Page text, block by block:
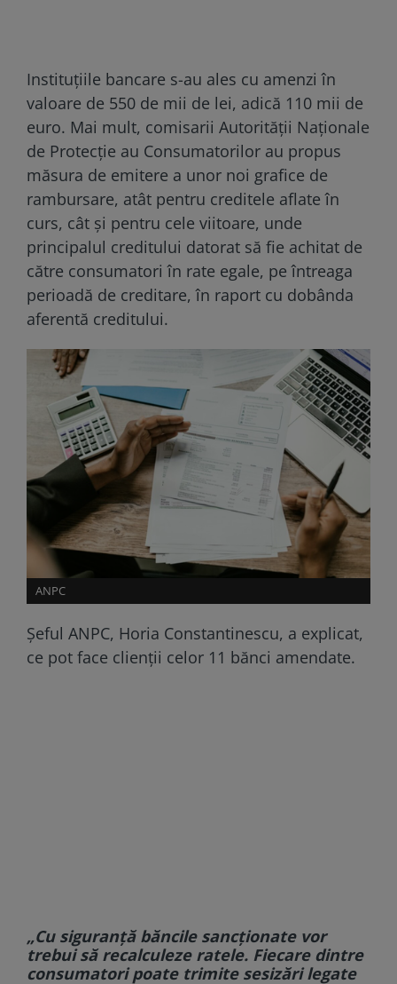
Instituțiile bancare s-au ales cu amenzi în
valoare de 550 de mii de lei, adică 110 mii de
euro. Mai mult, comisarii Autorităţii Naţionale
de Protecţie au Consumatorilor au propus
măsura de emitere a unor noi grafice de
rambursare, atât pentru creditele aflate în
curs, cât și pentru cele viitoare, unde
principalul creditului datorat să fie achitat de
către consumatori în rate egale, pe întreaga
perioadă de creditare, în raport cu dobânda
aferentă creditului.
ANPC
Șeful ANPC, Horia Constantinescu, a explicat,
ce pot face clienții celor 11 bănci amendate.
„Cu siguranță băncile sancționate vor
trebui să recalculeze ratele. Fiecare dintre
consumatori poate trimite sesizări legate